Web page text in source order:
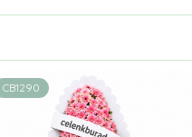
CB1290